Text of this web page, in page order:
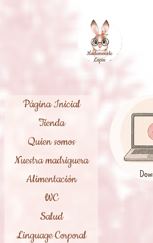
Página Inicial
Tienda
Quien somos
Nuestra madriguera
Alimentación
WC
Salud
Linguage Corporal